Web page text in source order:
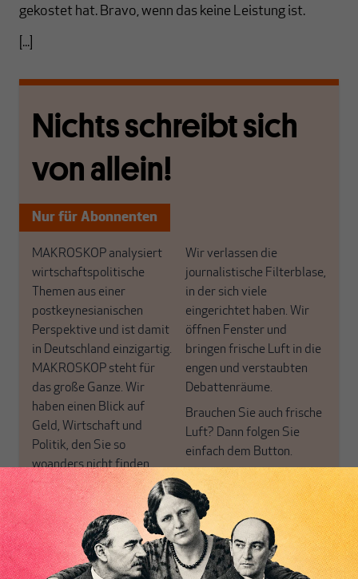
gekostet hat. Bravo, wenn das keine Leistung ist.
[...]
Nichts schreibt sich
von allein!
Nur für Abonnenten
MAKROSKOP analysiert
wirtschaftspolitische
Themen aus einer
postkeynesianischen
Perspektive und ist damit
in Deutschland einzigartig.
MAKROSKOP steht für
das große Ganze. Wir
haben einen Blick auf
Geld, Wirtschaft und
Politik, den Sie so
woanders nicht finden.
Dabei leben wir von
unseren Autoren, ihren
Recherchen, ihrem Wissen
und ihrem Enthusiasmus.
Gemeinsam scheren wir
Wir verlassen die
journalistische Filterblase,
in der sich viele
eingerichtet haben. Wir
öffnen Fenster und
bringen frische Luft in die
engen und verstaubten
Debattenräume.
Brauchen Sie auch frische
Luft? Dann folgen Sie
einfach dem Button.
ABONNIEREN SIE
MAKROSKOP
Schon Abonnent? Dann